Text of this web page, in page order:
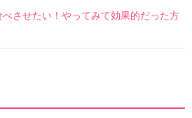
させたい！やってみて効果的だった方